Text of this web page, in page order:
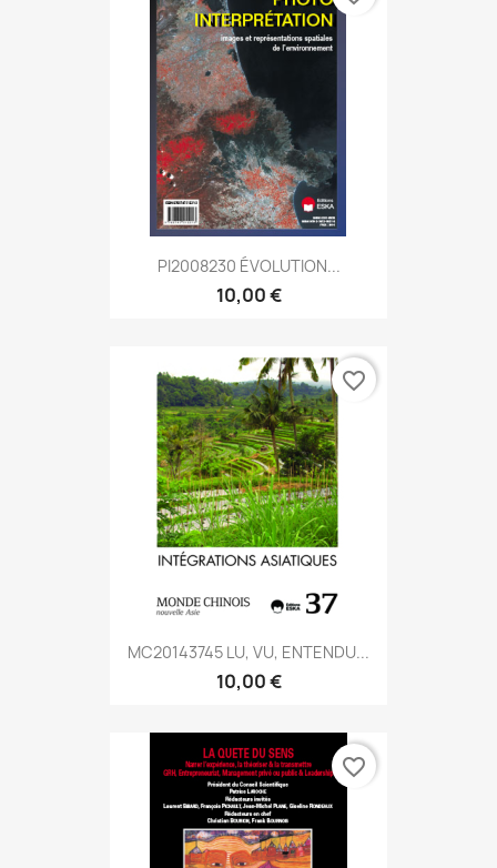
PI2008230 ÉVOLUTION...
10,00 €
MC20143745 LU, VU, ENTENDU...
10,00 €
favorite_border
favorite_border